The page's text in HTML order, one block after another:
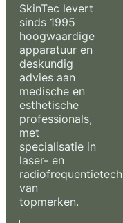
SkinTec levert
sinds 1995
hoogwaardige
apparatuur en
deskundig
advies aan
medische en
esthetische
professionals,
met
specialisatie in
laser- en
van
topmerken.